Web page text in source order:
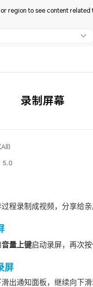
region to see content related
录制屏幕
5.0
程录制成视频，分享给亲
音量上键启动录屏，再次按
屏
出通知面板，继续向下